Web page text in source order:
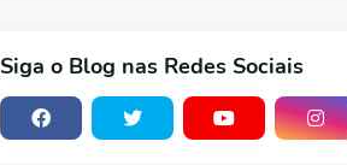
Siga o Blog nas Redes Sociais